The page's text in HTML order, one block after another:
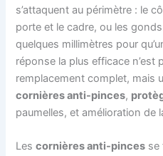
s’attaquent au périmètre : le
porte et le cadre, ou les
quelques millimètres pour
réponse la plus efficace n’est
remplacement complet, mais
cornières anti-pinces,
paumelles, et amélioration de
Lescornières anti-pinces se